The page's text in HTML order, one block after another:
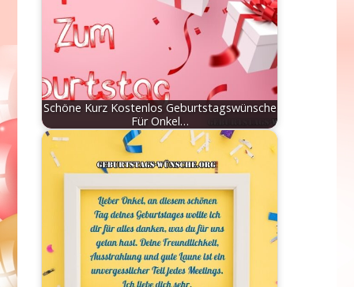
Schöne Kurz Kostenlos Geburtstagswünsche
Für Onkel…